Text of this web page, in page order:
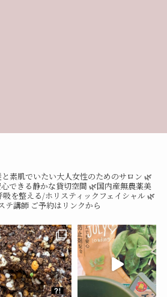
素肌でいたい大人女性のためのサロン 🌿
できる静かな貸切空間 🌿国内産無農薬美
吸を整える/ホリスティックフェイシャル 🌿
テ講師ご予約はリンクから